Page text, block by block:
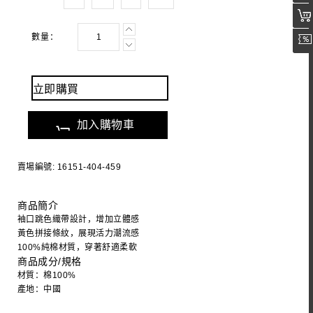
數量：
立即購買
加入購物車
賣場編號: 16151-404-459
商品簡介
袖口跳色織帶設計，增加立體感
黃色拼接條紋，展現活力潮流感
100%純棉材質，穿著舒適柔軟
商品成分/規格
材質：棉100%
產地：中國